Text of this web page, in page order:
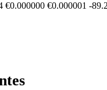
€0.000000 €0.000001 -